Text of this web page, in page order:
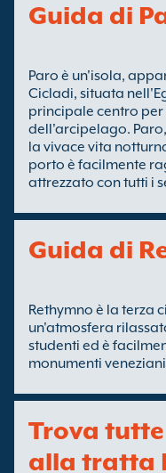
Guida di
Paro è un'isola,
Cicladi, situata
principale centro
dell'arcipelago.
la vivace vita
porto è facilmente
attrezzato con tutti i
Guida di
Rethymno è la terza
un'atmosfera
studenti ed è
monumenti
Trova
alla tratta